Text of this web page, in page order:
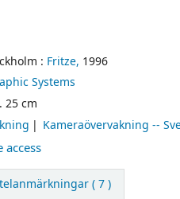
: Fritze, 1996
Systems
25 cm
Kameraövervakning --
access
( 7 )